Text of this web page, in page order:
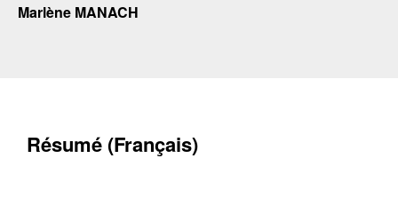
Marlène MANACH
Résumé (Français)